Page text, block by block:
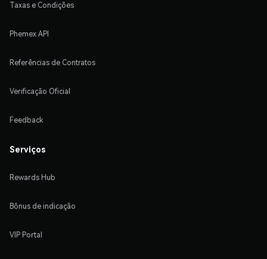
Taxas e Condições
Phemex API
Referências de Contratos
Verificação Oficial
Feedback
Serviços
Rewards Hub
Bônus de indicação
VIP Portal